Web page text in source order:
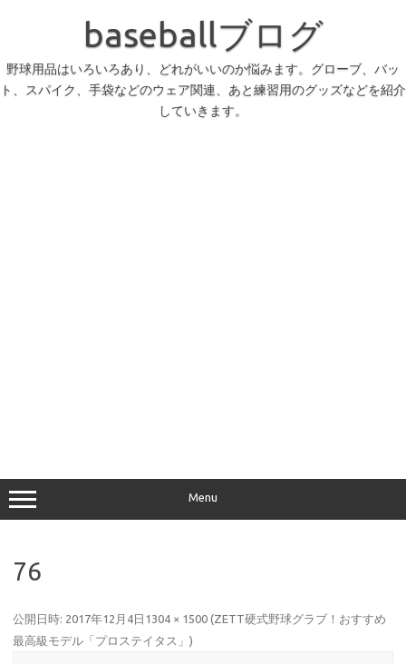
へ
キ
baseballブログ
野球用品はいろいろあり、どれがいいのか悩みます。グローブ、バッ
ト、スパイク、手袋などのウェア関連、あと練習用のグッズなどを紹介
していきます。
Menu
76
公開日時: 2017年12月4日 1304 × 1500 (ZETT硬式野球グラブ！おすすめ
最高級モデル「プロステイタス」 )